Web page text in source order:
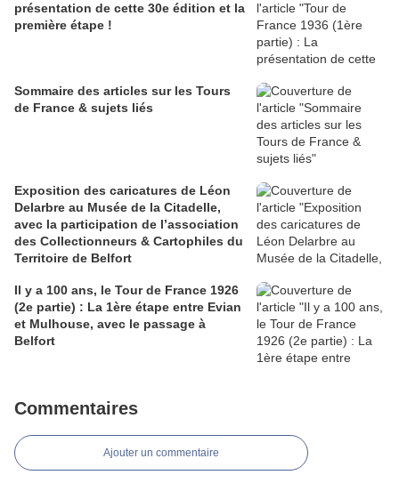
présentation de cette 30e édition et la
première étape !
Sommaire des articles sur les Tours
de France & sujets liés
Exposition des caricatures de Léon
Delarbre au Musée de la Citadelle,
avec la participation de l’association
des Collectionneurs & Cartophiles du
Territoire de Belfort
Il y a 100 ans, le Tour de France 1926
(2e partie) : La 1ère étape entre Evian
et Mulhouse, avec le passage à
Belfort
Commentaires
Ajouter un commentaire